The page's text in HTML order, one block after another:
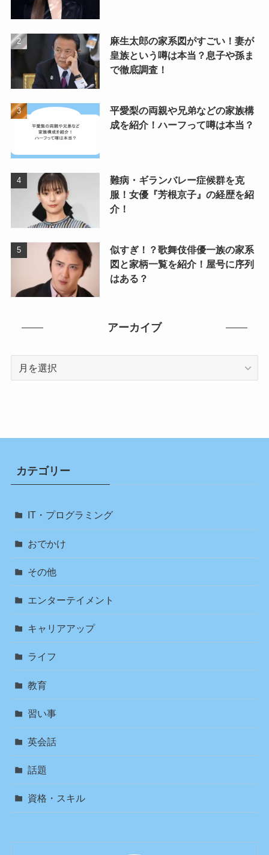
麻生太郎の家系図がすごい！妻が
皇族という噂は本当？息子や孫ま
で徹底調査！
平愛梨の両親や兄弟などの家族構
成を紹介！ハーフって噂は本当？
難病・ギランバレー症候群を克
服！女優『芳根京子』の経歴を紹
介！
似すぎ！？歌舞伎俳優一族の家系
図と家柄一覧を紹介！屋号に序列
はある？
アーカイブ
カテゴリー
IT・プログラミング
おでかけ
その他
エンターテイメント
キャリアアップ
ライフ
教育
習い事
英会話
話題
資格・スキル